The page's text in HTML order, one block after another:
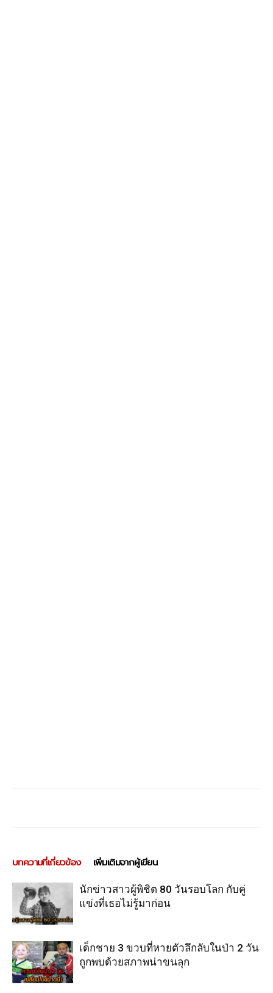
บทความที่เกี่ยวข้อง เพิ่มเติมจากผู้เขียน
นักข่าวสาวผู้พิชิต 80 วันรอบโลก กับคู่
แข่งที่เธอไม่รู้มาก่อน
เด็กชาย 3 ขวบที่หายตัวลึกลับในป่า 2 วัน
ถูกพบด้วยสภาพน่าขนลุก